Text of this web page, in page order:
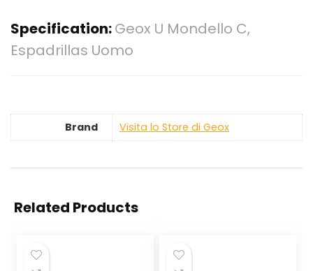
Specification:Geox U Mondello C,
Espadrillas Uomo
Brand Visita lo Store di Geox
Related Products